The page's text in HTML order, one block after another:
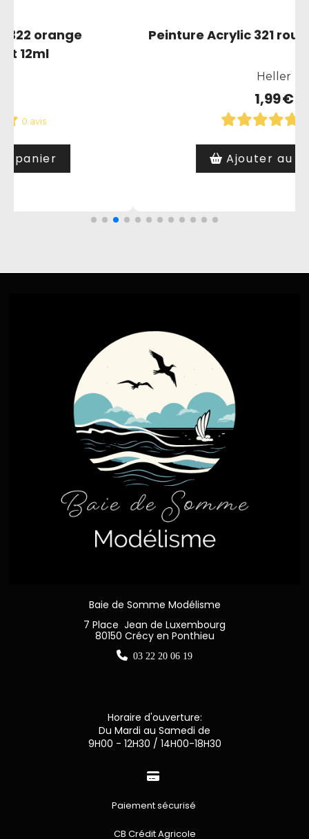
Peinture Acrylic 056
0 avis
Ajouter au panier
Baie de Somme Modélisme
7 Place Jean de Luxembourg
80150 Crécy en Ponthieu
 03 22 20 06 19
Horaire d'ouverture:
Du Mardi au Samedi de
9H00 - 12H30 / 14H00-18H30

Paiement sécurisé
CB Crédit Agricole